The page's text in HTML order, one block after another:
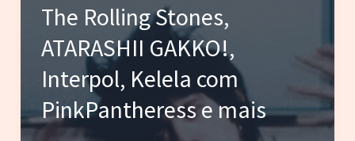
Jepsen,
Kim
e
mais
The Rolling Stones,
ATARASHII GAKKO!,
Interpol, Kelela com
PinkPantheress e mais